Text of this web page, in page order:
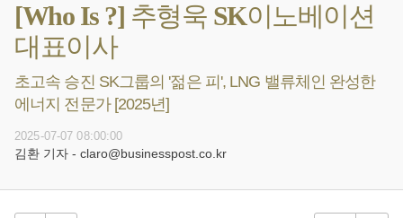
[Who Is ?] 추형욱 SK이노베이션
대표이사
초고속 승진 SK그룹의 '젊은 피', LNG 밸류체인 완성한
에너지 전문가 [2025년]
2025-07-07 08:00:00
김환 기자 - claro@businesspost.co.kr